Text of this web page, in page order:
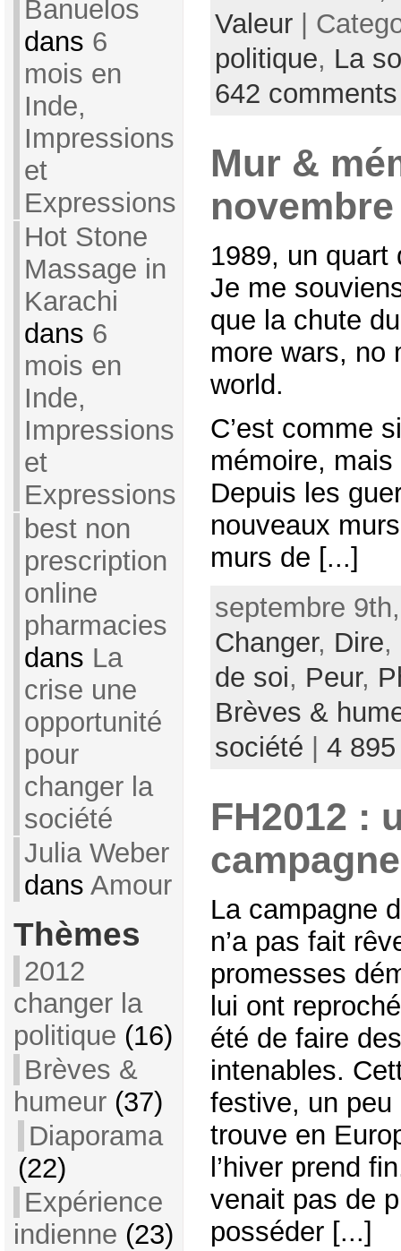
Banuelos
dans 6
mois en
Inde,
Impressions
et
Expressions
Hot Stone
Massage in
Karachi
dans 6
mois en
Inde,
Impressions
et
Expressions
best non
prescription
online
pharmacies
dans La
crise une
opportunité
pour
changer la
société
Julia Weber
dans Amour
Thèmes
2012
changer la
politique (16)
Brèves &
humeur(37)
Diaporama
(22)
Expérience
indienne (23)
Valeur|
politique, La
642 comments
Mur &
novembre
1989, un quart
Je me
que la chute
more wars, no
world.
C’est comme
mémoire, mais
Depuis les
nouveaux
murs de [...]
septembre
Changer, Dire,
de soi, Peur,
Brèves &
société
4
FH2012 :
campagne
La campagne
n’a pas fait
promesses
lui ont
été de faire
intenables.
festive, un peu
trouve en
l’hiver prend
venait pas de
posséder [...]